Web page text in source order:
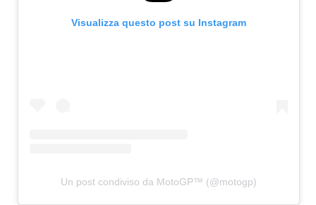
Visualizza questo post su Instagram
Un post condiviso da MotoGP™ (@motogp)